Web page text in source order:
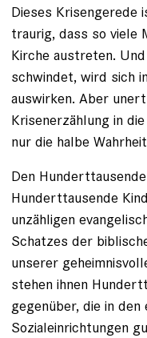
Dieses
traurig, dass so viele
Kirche austreten.
schwindet, wird sich
auswirken. Aber
Krisenerzählung in
nur die halbe
Den
Hunderttausende
unzähligen
Schatzes der
unserer
stehen ihnen
gegenüber, die in den
Sozialeinrichtungen